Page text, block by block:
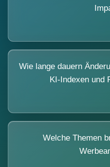
Wie lange dauern
KI-Indexen und
Welche Themen